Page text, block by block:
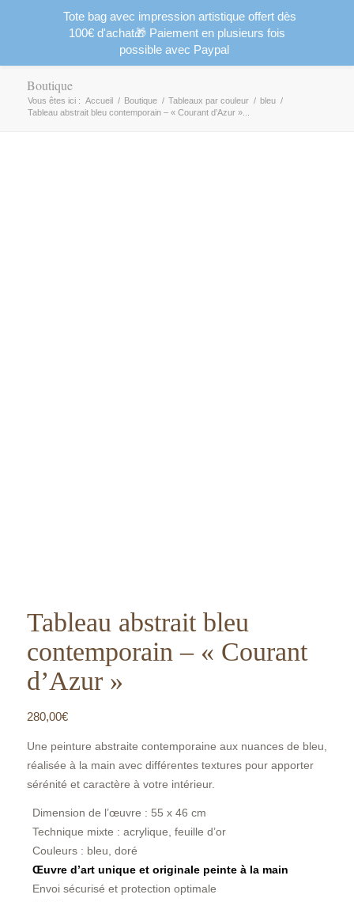
Boutique
Vous êtes ici : Accueil / Boutique / Tableaux par couleur / bleu /
Tableau abstrait bleu contemporain – « Courant d’Azur »...
Tableau abstrait bleu
contemporain – « Courant
d’Azur »
280,00€
Une peinture abstraite contemporaine aux nuances de bleu,
réalisée à la main avec différentes textures pour apporter
sérénité et caractère à votre intérieur.
Dimension de l’œuvre : 55 x 46 cm
Technique mixte : acrylique, feuille d’or
Couleurs : bleu, doré
Œuvre d’art unique et originale peinte à la main
Envoi sécurisé et protection optimale
Tote bag avec impression artistique offert dès
100€ d'achat🎁 Paiement en plusieurs fois
possible avec Paypal